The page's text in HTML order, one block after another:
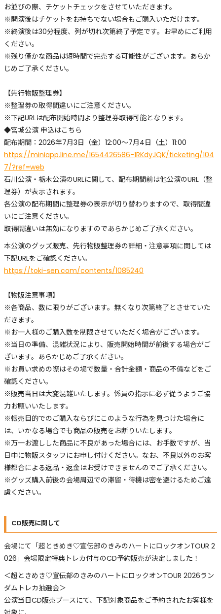
お並びの際、チケットチェックをさせていただきます。
※開演後はチケットをお持ちでない場合もご購入いただけます。
※終演後は30分程度、列が切れ次第終了予定です。お早めにご利用
ください。
※残り僅かな商品は短時間で完売する可能性がございます。あらか
じめご了承ください。
【先行物販整理券】
※整理券の取得間違いにご注意ください。
※下記URLは配布開始時間より整理券取得可能となります。
◆宮城公演 申込はこちら
配布期間：2026年7月3日（金）12:00〜7月4日（土）11:00
https://miniapp.line.me/1654426586-1RKdyJQK/ticketing/104
7/?ref=web
石川公演・栃木公演のURLに関して、配布期間前は他公演のURL（整
理券）が表示されます。
各公演の配布期間に整理券の表示が切り替わりますので、取得間違
いにご注意ください。
取得間違いは無効になりますのであらかじめご了承ください。
本公演のグッズ販売、先行物販整理券の詳細・注意事項に関しては
下記URLをご確認ください。
https://toki-sen.com/contents/1085240
【物販注意事項】
※各商品、数に限りがございます。無くなり次第終了とさせていた
だきます。
※お一人様のご購入数を制限させていただく場合がございます。
※当日の準備、混雑状況により、販売開始時間が前後する場合がご
ざいます。あらかじめご了承ください。
※お買い求めの際はその場で数量・合計金額・商品の不備などをご
確認ください。
※販売当日は大変混雑いたします。係員の指示に必ず従うようご協
力お願いいたします。
※転売目的でのご購入ならびにこのような行為を見つけた場合に
は、いかなる場合でも商品の販売をお断りいたします。
※万一お渡しした商品に不良があった場合には、お手数ですが、当
日中に物販スタッフにお申し付けください。なお、不良以外のお客
様都合による返品・返金はお受けできませんのでご了承ください。
※グッズ購入前後の会場周辺での滞留・待機は密を避けるためご遠
慮ください。
CD販売に関して
会場にて「超ときめき♡宣伝部のきみのハートにロックオンTOUR 2
026」会場限定特典トレカ付与のCD予約販売が決定しました！
＜超ときめき♡宣伝部のきみのハートにロックオンTOUR 2026ラン
ダムトレカ抽選会＞
公演当日CD販売ブースにて、下記対象商品をご予約されたお客様を